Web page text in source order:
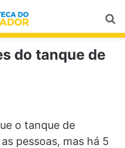
do tanque de
o tanque de
pessoas, mas há 5